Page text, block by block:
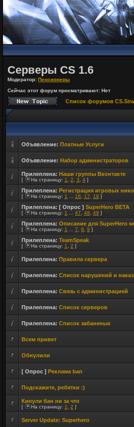
Серверы CS 1.6
Модератор: Пенсионеры
Сейчас этот форум просматривают: Нет
Список форумов
Объявление: Платные Услуги
Объявление: Набор администраторов
Прилеплена: Наши группы Вконтакте
[ На страницу: 1 2 3 4 ]
Прилеплена: Регистрация игровых
[ На страницу: 1 16 17 18 ]
Прилеплена: [ Опрос ] SuperHero BETA
[ На страницу: 1 47 48 49 ]
Прилеплена: Описание для SuperHero
[ На страницу: 1 7 8 9 ]
Прилеплена: TeamSpeak
[ На страницу: 1 2 ]
Прилеплена: Правила сервера
Прилеплена: Список нарушений и
Прилеплена: Связь с администрацией
Прилеплена: Список серверов
Прилеплена: Список забаненых
Всем привет
Обнулили
[ Опрос ] Реклама ban
Подскажите, ребятки :)
Кинули бан ни за что
[ На страницу: 1 2 ]
Server Update: Superhero